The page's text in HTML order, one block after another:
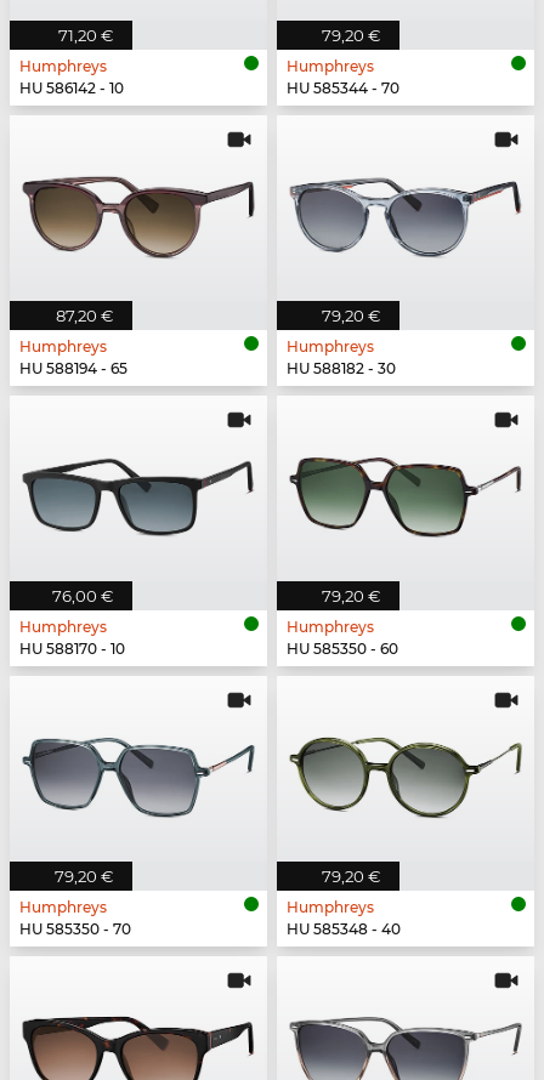
71,20 €
Humphreys
HU 586142 - 10
79,20 €
Humphreys
HU 585344 - 70
87,20 €
Humphreys
HU 588194 - 65
79,20 €
Humphreys
HU 588182 - 30
76,00 €
Humphreys
HU 588170 - 10
79,20 €
Humphreys
HU 585350 - 60
79,20 €
Humphreys
HU 585350 - 70
79,20 €
Humphreys
HU 585348 - 40